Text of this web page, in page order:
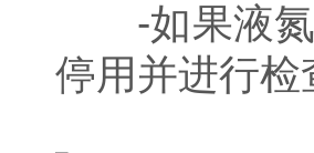
-如果液氮
停用并进行检